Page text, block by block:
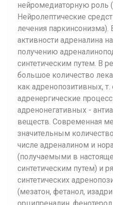
нейромедиаторную роль
Нейролептические
лечения паркинсонизма).
активности адреналина
получению
синтетическим путем. В
большое количество
как адренопозитивных,
адренергические
адренонегативных -
веществ. Современная
значительным
числе адреналином и
(получаемыми в
синтетическим путем) и
синтетических
(мезатон, фетанол,